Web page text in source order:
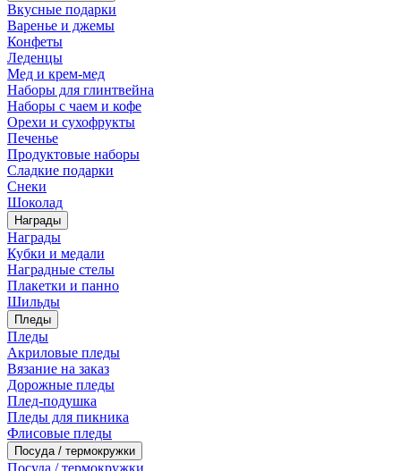
Вкусные подарки
Варенье и джемы
Конфеты
Леденцы
Мед и крем-мед
Наборы для глинтвейна
Наборы с чаем и кофе
Орехи и сухофрукты
Печенье
Продуктовые наборы
Сладкие подарки
Снеки
Шоколад
Награды
Награды
Кубки и медали
Наградные стелы
Плакетки и панно
Шильды
Пледы
Пледы
Акриловые пледы
Вязание на заказ
Дорожные пледы
Плед-подушка
Пледы для пикника
Флисовые пледы
Посуда / термокружки
Посуда / термокружки